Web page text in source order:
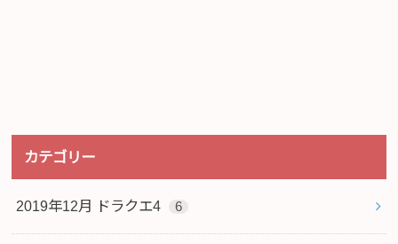
カテゴリー
2019年12月 ドラクエ4 6